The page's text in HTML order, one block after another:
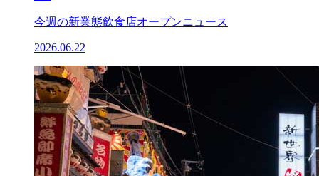
今週の新業態飲食店オープンニュース
2026.06.22